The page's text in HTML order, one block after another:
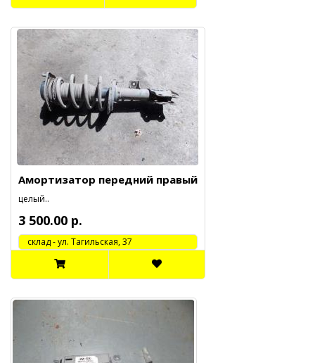
Амортизатор передний правый
целый..
3 500.00 р.
cклад - ул. Тагильская, 37